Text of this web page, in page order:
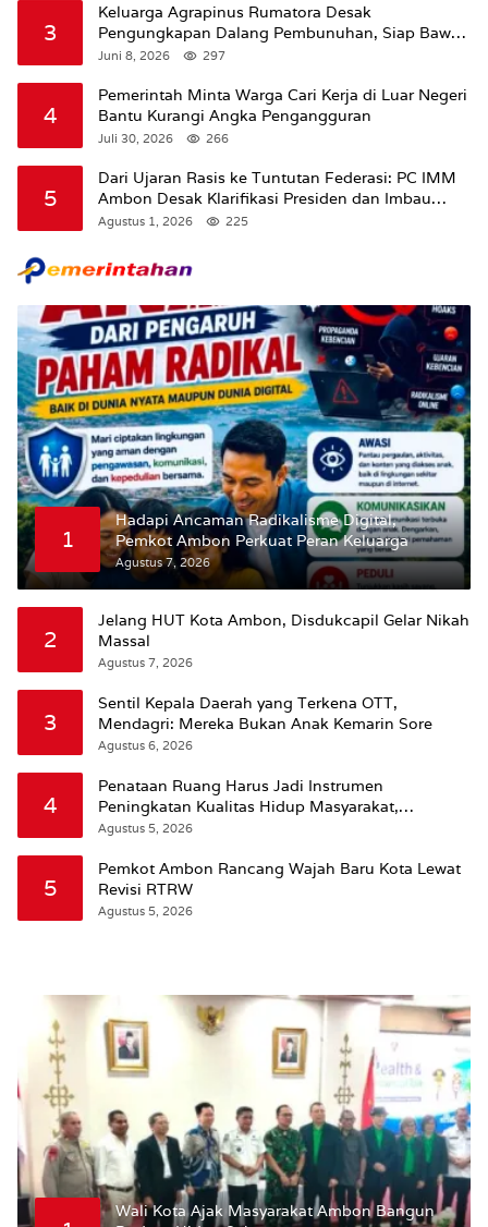
3
Keluarga Agrapinus Rumatora Desak
Pengungkapan Dalang Pembunuhan, Siap Bawa
Kasus ke Komisi III DPR RI
Juni 8, 2026 297
4
Pemerintah Minta Warga Cari Kerja di Luar Negeri
Bantu Kurangi Angka Pengangguran
Juli 30, 2026 266
5
Dari Ujaran Rasis ke Tuntutan Federasi: PC IMM
Ambon Desak Klarifikasi Presiden dan Imbau
Tunda Pengibaran Bendera Merah Putih Di
Agustus 1, 2026 225
1
Hadapi Ancaman Radikalisme Digital,
Pemkot Ambon Perkuat Peran Keluarga
Agustus 7, 2026
2
Jelang HUT Kota Ambon, Disdukcapil Gelar Nikah
Massal
Agustus 7, 2026
3
Sentil Kepala Daerah yang Terkena OTT,
Mendagri: Mereka Bukan Anak Kemarin Sore
Agustus 6, 2026
4
Penataan Ruang Harus Jadi Instrumen
Peningkatan Kualitas Hidup Masyarakat,
Wattimena: Revisi RT-RW Ditetapkan Pemkot
Agustus 5, 2026
5
Pemkot Ambon Rancang Wajah Baru Kota Lewat
Revisi RTRW
Agustus 5, 2026
Wali Kota Ajak Masyarakat Ambon Bangun